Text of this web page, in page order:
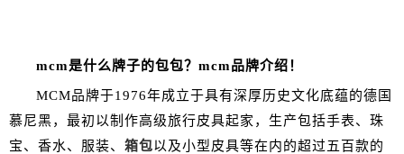
mcm是什么牌子的包包？ mcm品牌介绍！
MCM品牌于1976年成立于具有深厚历史文化底蕴的德国
慕尼黑，最初以制作高级旅行皮具起家，生产包括手表、珠
宝、香水、服装、 箱包以及小型皮具等在内的超过五百款的